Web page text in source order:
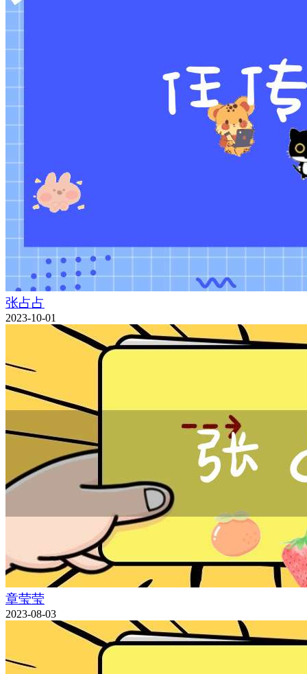
张占占
2023-10-01
章莹莹
2023-08-03